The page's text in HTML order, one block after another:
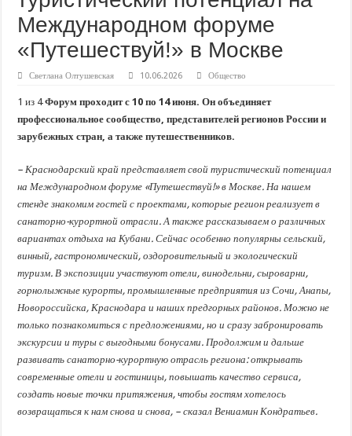
Важные правила обращения в вашу страховую компанию
В городах и районах Кубани отметили День России
Стартовал прием заявок на 20-й юбилейный молодежный форум «Регион 93»
Международном форуме
«Путешествуй!» в Москве
Светлана Олтушевская 10.06.2026 Общество
1 из 4Форум проходит с 10 по 14 июня. Он объединяет
профессиональное сообщество, представителей регионов России и
зарубежных стран, а также путешественников.
– Краснодарский край представляет свой туристический потенциал
на Международном форуме «Путешествуй!» в Москве. На нашем
стенде знакомим гостей с проектами, которые регион реализует в
санаторно-курортной отрасли. А также рассказываем о различных
вариантах отдыха на Кубани. Сейчас особенно популярны сельский,
винный, гастрономический, оздоровительный и экологический
туризм. В экспозиции участвуют отели, винодельни, сыроварни,
горнолыжные курорты, промышленные предприятия из Сочи, Анапы,
Новороссийска, Краснодара и наших предгорных районов. Можно не
только познакомиться с предложениями, но и сразу забронировать
экскурсии и туры с выгодными бонусами. Продолжим и дальше
развивать санаторно-курортную отрасль региона: открывать
современные отели и гостиницы, повышать качество сервиса,
создать новые точки притяжения, чтобы гостям хотелось
возвращаться к нам снова и снова, – сказал Вениамин Кондратьев.